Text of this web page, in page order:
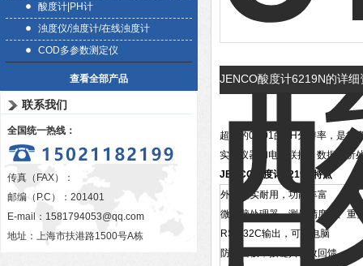
酸度计|PH计
浊度仪/浊度计/在线浊度计
COD多参数测定仪
查看全部产品
联系我们
全国统一热线：
传真（FAX）：
邮编（P.C）：201401
E-mail： 1581794053@qq.com
地址：上海市扶港路1500号A栋
JENCO酸度计6219N的详细
超高的0.001的PH分辨率，是很
实现仪器和电脑联接，数据分析
JENCO酸度计6219N​特点
外观坚实耐用，功能丰富
微电脑处理器，测量精度高、重
RS-232C输出，可接电脑
防水面板，按键具音效回馈